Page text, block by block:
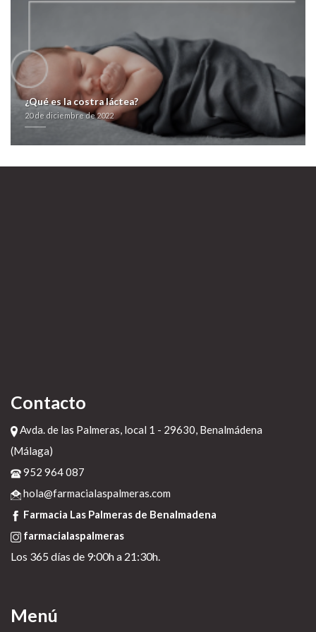
¿Qué es la costra láctea?
20 de diciembre de 2022
Contacto
Avda. de las Palmeras, local 1 - 29630, Benalmádena
(Málaga)
952 964 087
hola@farmacialaspalmeras.com
Farmacia Las Palmeras de Benalmadena
farmacialaspalmeras
Los 365 días de 9:00h a 21:30h.
Menú